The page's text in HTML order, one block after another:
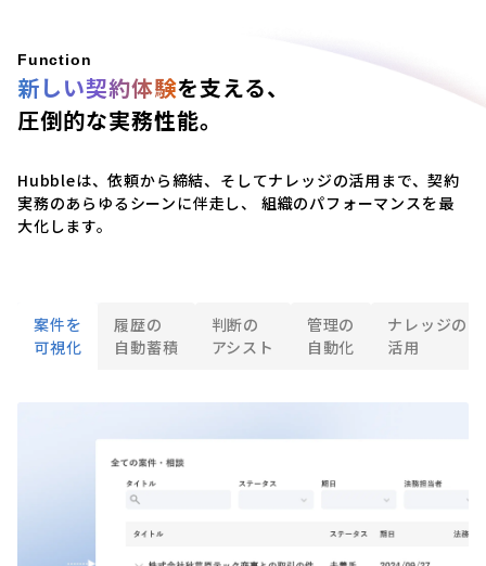
Function
新しい契約体験を支える、
圧倒的な実務性能。
Hubbleは、依頼から締結、そしてナレッジの活用まで、契約
実務のあらゆるシーンに伴走し、 組織のパフォーマンスを最
大化します。
案件を
可視化
履歴の
自動蓄積
判断の
アシスト
管理の
自動化
ナレッジの
活用